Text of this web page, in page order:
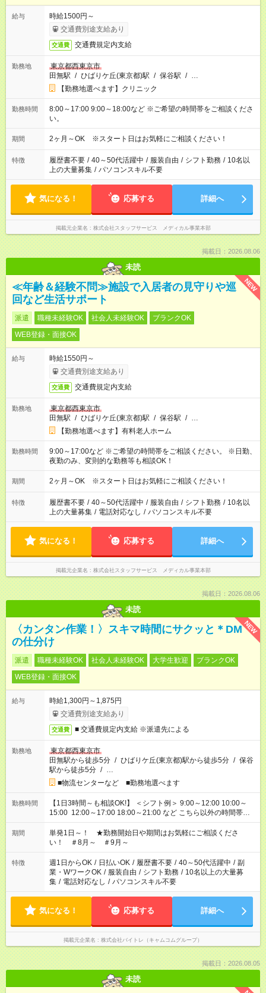
給与
時給1500円～
交通費別途支給あり
交通費 交通費規定内支給
勤務地
東京都西東京市
田無駅 / ひばりケ丘(東京都)駅 / 保谷駅 / …
【勤務地選べます】クリニック
勤務時間
8:00～17:00 9:00～18:00など ※ご希望の時間帯をご相談くださ
い。
期間 2ヶ月～OK ※スタート日はお気軽にご相談ください！
特徴 履歴書不要 / 40～50代活躍中 / 服装自由 / シフト勤務 / 10名以
上の大量募集 / パソコンスキル不要
気になる！ 応募する 詳細へ
掲載元企業名 株式会社スタッフサービス メディカル事業本部
掲載日：2026.08.06
未読
NEW
≪年齢＆経験不問≫施設で入居者の見守りや巡
回など生活サポート
派遣 職種未経験OK 社会人未経験OK
ブランクOK
WEB登録・面接OK
給与
時給1550円～
交通費別途支給あり
交通費 交通費規定内支給
勤務地
東京都西東京市
田無駅 / ひばりケ丘(東京都)駅 / 保谷駅 / …
【勤務地選べます】有料老人ホーム
勤務時間
9:00～17:00など ※ご希望の時間帯をご相談ください。 ※日勤、
夜勤のみ、変則的な勤務等も相談OK！
期間 2ヶ月～OK ※スタート日はお気軽にご相談ください！
特徴 履歴書不要 / 40～50代活躍中 / 服装自由 / シフト勤務 / 10名以
上の大量募集 / 電話対応なし / パソコンスキル不要
気になる！ 応募する 詳細へ
掲載元企業名 株式会社スタッフサービス メディカル事業本部
掲載日：2026.08.06
未読
NEW
〈カンタン作業！〉スキマ時間にサクッと＊DM
の仕分け
派遣 職種未経験OK 社会人未経験OK 大学生歓迎
ブランクOK
WEB登録・面接OK
給与
時給1,300円～1,875円
交通費別途支給あり
交通費 ■ 交通費規定内支給 ※派遣先による
勤務地
東京都西東京市
田無駅から徒歩5分 / ひばりケ丘(東京都)駅から徒歩5分 / 保谷
駅から徒歩5分 / …
■物流センターなど ■勤務地選べます
勤務時間
【1日3時間～も相談OK!】 ＜シフト例＞ 9:00～12:00 10:00～
15:00 12:00～17:00 18:00～21:00 など こちら以外の時間帯も
お気軽にご相談ください！
期間
単発1日～！ ★勤務開始日や期間はお気軽にご相談くださ
い！ ＃8月～ ＃9月～
特徴 週1日からOK / 日払いOK / 履歴書不要 / 40～50代活躍中 / 副
業・WワークOK / 服装自由 / シフト勤務 / 10名以上の大量募
集 / 電話対応なし / パソコンスキル不要
気になる！ 応募する 詳細へ
掲載元企業名 株式会社バイトレ（キャムコムグループ）
掲載日：2026.08.05
未読